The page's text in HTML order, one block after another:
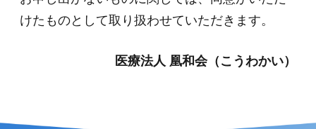
けたものとして取り扱わせていただきます。
医療法人 凰和会（こうわかい）